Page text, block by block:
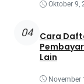
Oktober 9,
04
Cara
Lain
November